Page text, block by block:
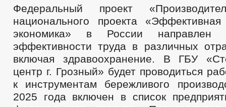
Федеральный проект
национального проекта
экономика» в России направлен
эффективности труда в различных
включая здравоохранение. В ГБУ
центр г. Грозный» будет проводиться
к инструментам бережливого
2025 года включен в список